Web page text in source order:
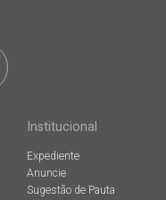
Institucional
Expediente
Anuncie
Sugestão de Pauta